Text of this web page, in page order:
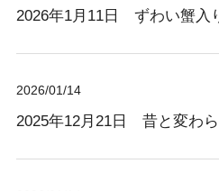
2026年1月11日 ずわい蟹入
2026/01/14
2025年12月21日 昔と変わら